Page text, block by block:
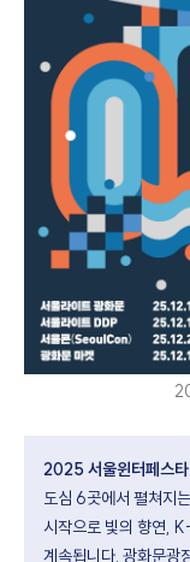
2025 서울윈터페스타
도심 6곳에서 펼쳐지
시작으로 빛의 향연,
계속됩니다. 광화문광